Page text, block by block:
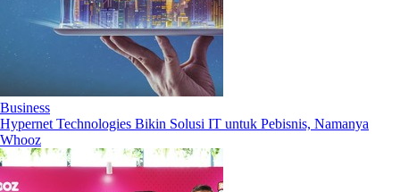
Business
Hypernet Technologies Bikin Solusi IT untuk Pebisnis, Namanya
Whooz